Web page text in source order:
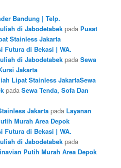
Bandung | Telp.
di Jabodetabek pada Pusat
Stainless Jakarta
Futura di Bekasi | WA.
di Jabodetabek padaSewa
Jakarta
Lipat Stainless JakartaSewa
padaSewa Tenda, Sofa Dan
Jakarta pada Layanan
Murah Area Depok
Futura di Bekasi | WA.
di Jabodetabek pada
Putih Murah Area Depok